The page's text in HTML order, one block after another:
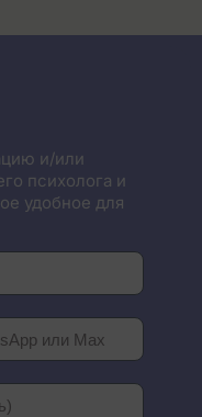
и/или
психолога и
удобное для